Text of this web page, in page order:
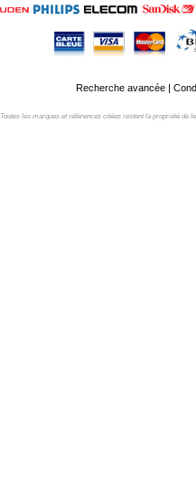
Recherche avancée|
Toutes les marques et références citées restent la propriété de